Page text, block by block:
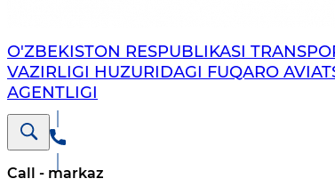
O'ZBEKISTON RESPUBLIKASI
VAZIRLIGI HUZURIDAGI FUQARO
AGENTLIGI
Call - markaz